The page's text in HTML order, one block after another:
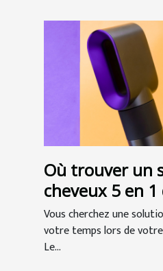
Où trouver un
cheveux 5 en
professionnelle
Vous cherchez une
votre temps lors de
Le...